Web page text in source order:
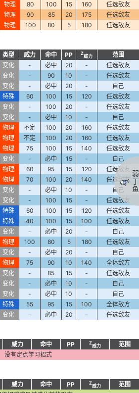
物理 80 100 15 160
任选敌友
物理 90 85 20 175
任选敌友
物理 100 80 5 180 任选敌友
类型 威力 命中 PP Z
威力
范围
变化 - 必中 20 -
任选敌友
变化 - 90 10 -
任选敌友
变化 - 必中 20 -
自己
特殊 60 100 15 120
任选敌友
变化 - 100 20 -
任选敌友
变化 - 必中 10 -
自己
物理 不定 100 20 160
任选敌友
物理 不定 100 20 160
任选敌友
物理 75 100 15 140
任选敌友
变化 - 必中 15 -
自己
物理 60 95 15 120
任选敌友
物理 70 100 20 140
任选敌友
变化 - 必中 10 -
自己
变化 - 100 15 -
任选敌友
特殊 60 100 15 120
任选敌友
特殊 40 100 15 100
任选敌友
变化 - 必中 20 -
自己
物理 100 80 5 180
任选敌友
变化 - 必中 20 -
自己
物理 75 90 10 140
全体敌方
变化 - 85 15 -
任选敌友
变化 - 必中 10 -
自己
变化 - 必中 10 -
自己
特殊 55 95 15 100
全体敌方
变化 - 必中 20 - 任选敌友
威力 命中 PP Z
威力
范围
没有定点学习招式
威力 命中 PP Z
威力
范围
弱
丁
鱼